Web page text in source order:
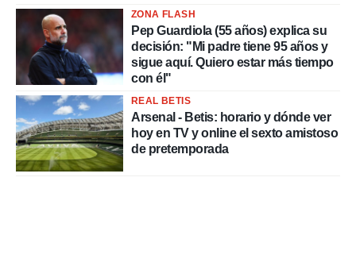
delincuentes"
ZONA FLASH
Pep Guardiola (55 años) explica su
decisión: "Mi padre tiene 95 años y
sigue aquí. Quiero estar más tiempo
con él"
REAL BETIS
Arsenal - Betis: horario y dónde ver
hoy en TV y online el sexto amistoso
de pretemporada